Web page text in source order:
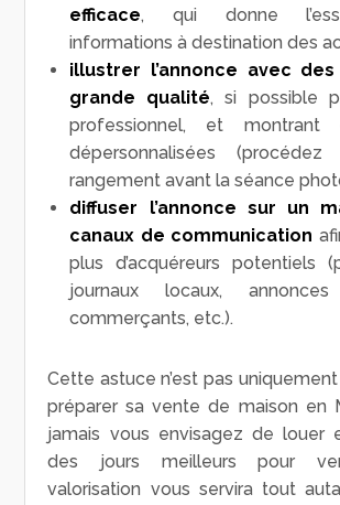
efficace, qui donne
informations à destination des
illustrer l’annonce avec
grande qualité, si possible
professionnel, et montrant
dépersonnalisées
rangement avant la séance
diffuser l’annonce sur un
canaux de communication
plus d’acquéreurs potentiels
journaux locaux,
commerçants, etc.).
Cette astuce n’est pas
préparer sa vente de maison en
jamais vous envisagez de louer
des jours meilleurs pour
valorisation vous servira tout